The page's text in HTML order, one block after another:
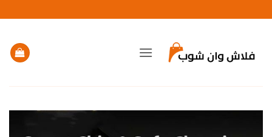
للمحتوى